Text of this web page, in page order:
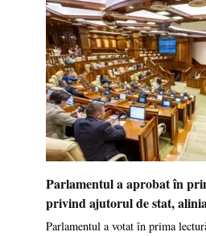
Parlamentul a aprobat în
privind ajutorul de stat,
Parlamentul a votat în prima